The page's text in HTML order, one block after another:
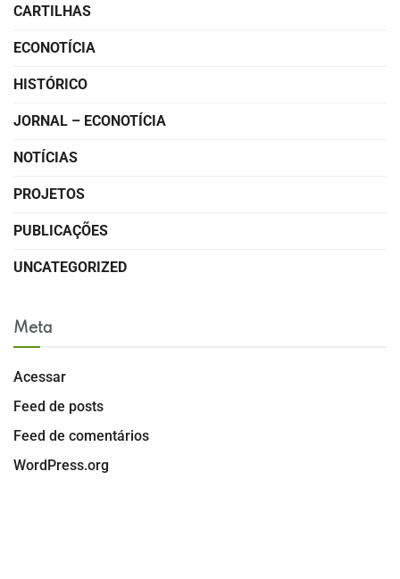
CARTILHAS
ECONOTÍCIA
HISTÓRICO
JORNAL – ECONOTÍCIA
NOTÍCIAS
PROJETOS
PUBLICAÇÕES
UNCATEGORIZED
Meta
Acessar
Feed de posts
Feed de comentários
WordPress.org